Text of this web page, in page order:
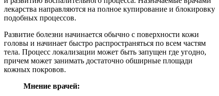
лекарства направляются на полное купирование и блокировку
подобных процессов.
Развитие болезни начинается обычно с поверхности кожи
головы и начинает быстро распространяться по всем частям
тела. Процесс локализации может быть запущен где угодно,
причем может занимать достаточно обширные площади
кожных покровов.
Мнение врачей: